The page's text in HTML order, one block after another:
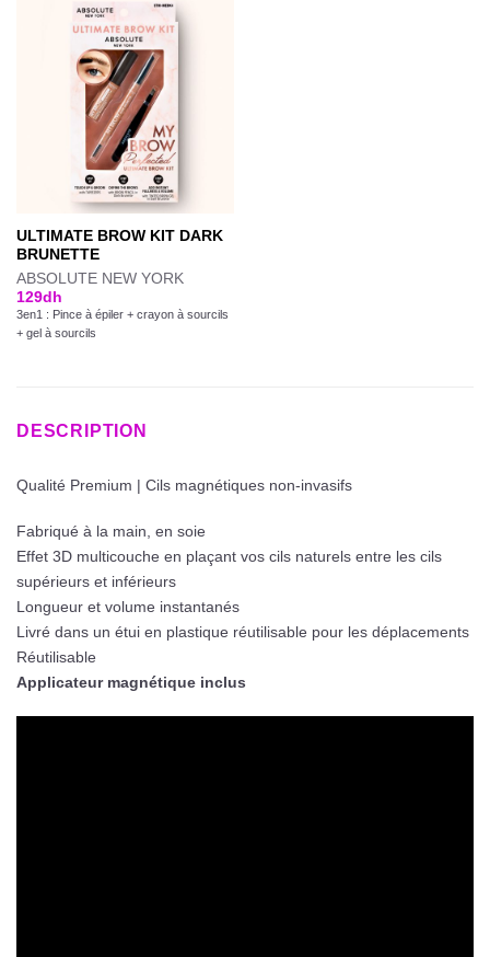
ULTIMATE BROW KIT DARK
BRUNETTE
ABSOLUTE NEW YORK
129dh
3en1 : Pince à épiler + crayon à sourcils
+ gel à sourcils
DESCRIPTION
Qualité Premium | Cils magnétiques non-invasifs
Fabriqué à la main, en soie
Effet 3D multicouche en plaçant vos cils naturels entre les cils
supérieurs et inférieurs
Longueur et volume instantanés
Livré dans un étui en plastique réutilisable pour les déplacements
Réutilisable
Applicateur magnétique inclus